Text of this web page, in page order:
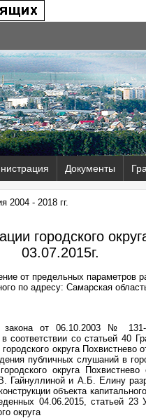
Документы
2004 - 2018 гг.
городского
03.07.2015г.
от предельных параметров
по адресу: Самарская
закона от 06.10.2003 №
со статьей 40
округа
публичных слушаний в
округа
Гайнуллиной и А.Б. Елину
объекта
04.06.2015, статьей 23
округа